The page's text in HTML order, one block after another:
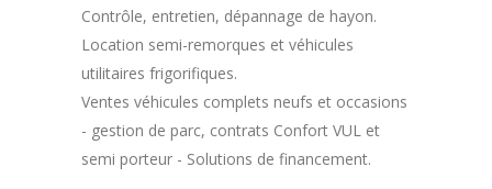
Contrôle, entretien, dépannage de hayon.
Location semi-remorques et véhicules
utilitaires frigorifiques.
Ventes véhicules complets neufs et occasions
- gestion de parc, contrats Confort VUL et
semi porteur - Solutions de financement.